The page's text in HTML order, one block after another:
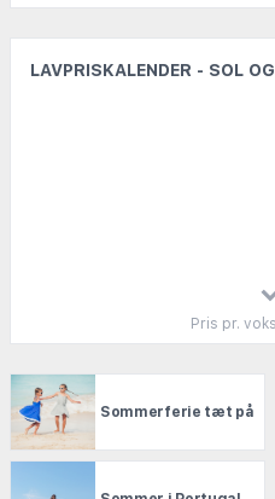
pakkerejseloven og har
På den måde kan du føle
LAVPRISKALENDER - SOL
Pris pr.
Sommerferie tæt på